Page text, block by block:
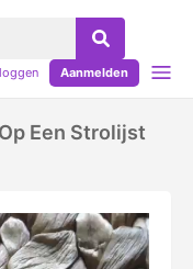
Aanmelden
Een Strolijst